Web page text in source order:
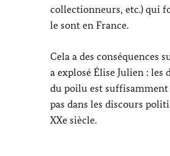
collectionneurs, etc.) qui
le sont en France.
Cela a des conséquences
a explosé Élise Julien :
du poilu est suffisamment
pas dans les discours
XXe siècle.